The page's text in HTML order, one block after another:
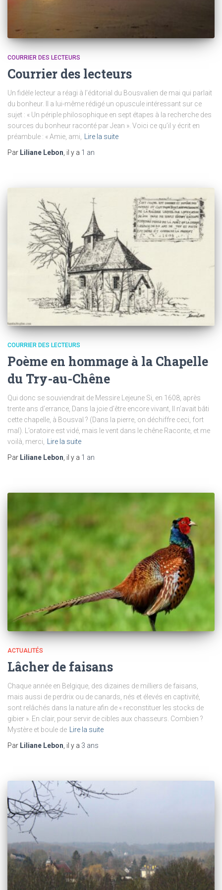
COURRIER DES LECTEURS
Courrier des lecteurs
Un fidèle lecteur a réagi à l’éditorial du Bousvalien de mai qui parlait
du bonheur. Il a lui-même rédigé un opuscule intéressant sur ce
sujet : « Un périple philosophique en sept étapes à la recherche des
sources du bonheur raconté par Jean ». Voici ce qu’il y écrit en
préambule : « Amie, ami,
Lire la suite
Par Liliane Lebon , il y a 1 an
COURRIER DES LECTEURS
Poème en hommage à la Chapelle
du Try-au-Chêne
Qui donc se souviendrait de Messire Lejeune Si, en 1608, après
trente ans d’errance, Dans la joie d’être encore vivant, II n’avait bâti
cette chapelle, à Bousval ? (Dans la pierre, on déchiffre ceci, fort
mal). L’oratoire est vidé, mais le vent dans le chêne Raconte, et me
voilà, merci, Lire la suite
Par Liliane Lebon, il y a 1 an
ACTUALITÉS
Lâcher de faisans
Chaque année en Belgique, des dizaines de milliers de faisans,
mais aussi de perdrix ou de canards, nés et élevés en captivité,
sont relâchés dans la nature afin de « reconstituer les stocks de
gibier ». En clair, pour servir de cibles aux chasseurs. Combien ?
Mystère et boule de
Lire la suite
Par Liliane Lebon , il y a 3 ans